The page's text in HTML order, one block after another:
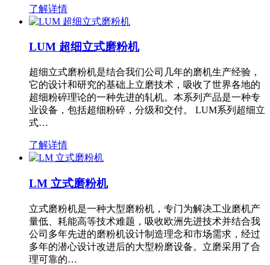
了解详情
LUM 超细立式磨粉机
超细立式磨粉机是结合我们公司几年的磨机生产经验，
它的设计和研究的基础上立磨技术，吸收了世界各地的
超细粉碎理论的一种先进的轧机。本系列产品是一种专
业设备，包括超细粉碎，分级和交付。 LUM系列超细立
式…
了解详情
LM 立式磨粉机
立式磨粉机是一种大型磨粉机，专门为解决工业磨机产
量低、耗能高等技术难题，吸收欧洲先进技术并结合我
公司多年先进的磨粉机设计制造理念和市场需求，经过
多年的潜心设计改进后的大型粉磨设备。立磨采用了合
理可靠的…